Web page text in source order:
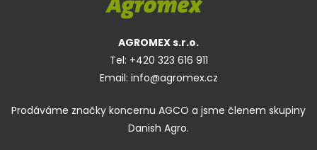
AGROMEX s.r.o.
Tel: +420 323 616 911
Email: info@agromex.cz
Prodáváme značky koncernu AGCO a jsme členem skupiny
Danish Agro.